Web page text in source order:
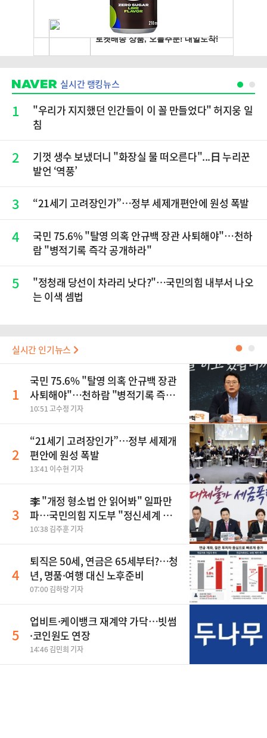
실시간 랭킹뉴스
1
"우리가 지지했던 인간들이 이 꼴 만들었다" 허지웅 일
침
2
기껏 생수 보냈더니 "화장실 물 떠오른다"...日 누리꾼
발언 ‘역풍’
3 “21세기 고려장인가”…정부 세제개편안에 원성 폭발
4
국민 75.6% "탈영 의혹 안규백 장관 사퇴해야"…천하
람 "병적기록 즉각 공개하라"
5
​"정청래 당선이 차라리 낫다?"…국민의힘 내부서 나오
는 이색 셈법
실시간 인기뉴스 ●
1
국민 75.6% "탈영 의혹 안규백 장관
사퇴해야"…천하람 "병적기록 즉각
공개하라"
10:51 고수정 기자
2
“21세기 고려장인가”…정부 세제개
편안에 원성 폭발
13:41 이수현 기자
3
李 "개정 형소법 안 읽어봐" 일파만
파…국민의힘 지도부 "정신세계 궁
금하다"
10:38 김주훈 기자
4
퇴직은 50세, 연금은 65세부터?…청
년, 명품·여행 대신 노후준비
07:00 김하랑 기자
5
업비트·케이뱅크 재계약 가닥…빗썸
·코인원도 연장
14:46 김민희 기자